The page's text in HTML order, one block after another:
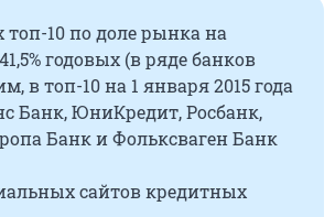
топ-10 по доле рынка на
годовых (в ряде банков
в топ-10 на 1 января 2015 года
Банк, ЮниКредит, Росбанк,
Банк и Фольксваген Банк
сайтов кредитных